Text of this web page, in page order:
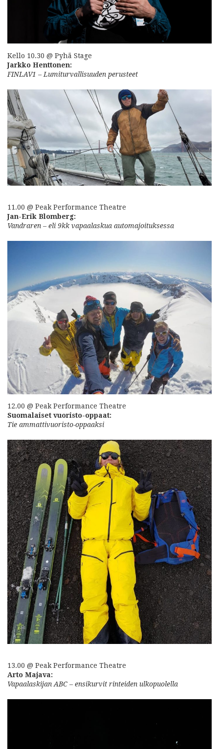
Kello 10.30 @ Pyhä Stage
Jarkko Henttonen:
FINLAV1 – Lumiturvallisuuden perusteet
11.00 @ Peak Performance Theatre
Jan-Erik Blomberg:
Vandraren – eli 9kk vapaalaskua automajoituksessa
12.00 @ Peak Performance Theatre
Suomalaiset vuoristo-oppaat:
Tie ammattivuoristo-oppaaksi
13.00 @ Peak Performance Theatre
Arto Majava:
Vapaalaskijan ABC – ensikurvit rinteiden ulkopuolella